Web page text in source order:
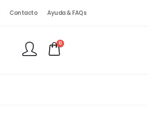
Contacto Ayuda & FAQs
0